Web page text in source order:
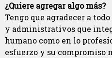
¿Quiere agregar algo más?
Tengo que agradecer a
y administrativos que
humano como en lo
esfuerzo y su compromiso